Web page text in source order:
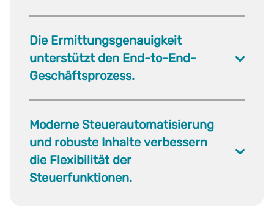
Die Ermittungsgenauigkeit
unterstützt den End-to-End-
Geschäftsprozess.
Moderne Steuerautomatisierung
und robuste Inhalte verbessern
die Flexibilität der
Steuerfunktionen.